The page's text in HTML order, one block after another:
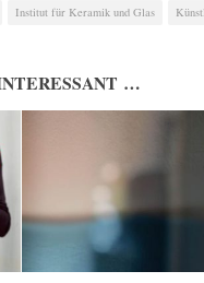
Institut für Keramik und Glas
…